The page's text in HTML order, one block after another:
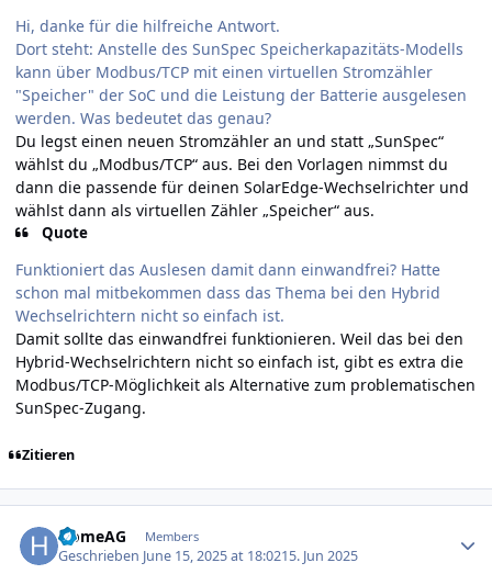
Hi, danke für die hilfreiche Antwort.
Dort steht: Anstelle des SunSpec Speicherkapazitäts-Modells
kann über Modbus/TCP mit einen virtuellen Stromzähler
"Speicher" der SoC und die Leistung der Batterie ausgelesen
werden. Was bedeutet das genau?
Du legst einen neuen Stromzähler an und statt „SunSpec“
wählst du „Modbus/TCP“ aus. Bei den Vorlagen nimmst du
dann die passende für deinen SolarEdge-Wechselrichter und
wählst dann als virtuellen Zähler „Speicher“ aus.
Quote
Funktioniert das Auslesen damit dann einwandfrei? Hatte
schon mal mitbekommen dass das Thema bei den Hybrid
Wechselrichtern nicht so einfach ist.
Damit sollte das einwandfrei funktionieren. Weil das bei den
Hybrid-Wechselrichtern nicht so einfach ist, gibt es extra die
Modbus/TCP-Möglichkeit als Alternative zum problematischen
SunSpec-Zugang.
Zitieren
HomeAG Members
Geschrieben June 15, 2025 at 18:0215. Jun 2025